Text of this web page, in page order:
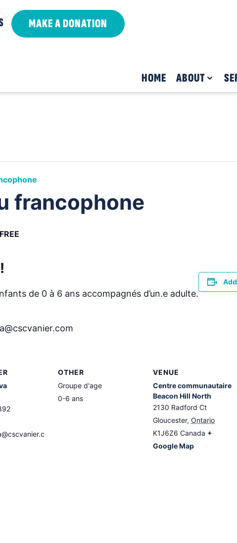
MAKE A DONATION
HOME ABOUT
francophone
FREE
de 0 à 6 ans accompagnés d’un.e adulte.
OTHER
Groupe d'age
0-6 ans
VENUE
Centre communautaire
Beacon Hill North
2130 Radford Ct
Gloucester, Ontario
K1J6Z6 Canada +
Google Map